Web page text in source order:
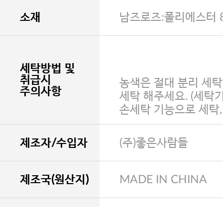
소재 남즈로즈:폴리에스터
세탁방법 및
취급시
주의사항
농색은 절대 분리 세
세탁 해주세요. (세탁
손세탁 기능으로 세탁
제조자/수입자 (주)좋은사람들
제조국(원산지) MADE IN CHINA